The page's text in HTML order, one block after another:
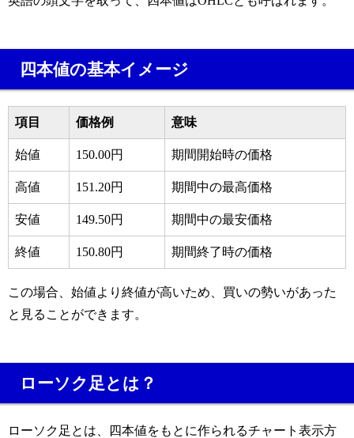
四本値の基本イメージ
項目 価格例 意味
始値 150.00円 期間開始時の価格
高値 151.20円 期間中の最高価格
安値 149.50円 期間中の最安価格
終値 150.80円 期間終了時の価格
この場合、始値より終値が高いため、買いの勢いがあった
と見ることができます。
ローソク足とは？
ローソク足とは、四本値をもとに作られるチャート表示方